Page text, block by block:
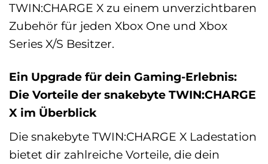
TWIN:CHARGE X zu einem unverzichtbaren
Zubehör für jeden Xbox One und Xbox
Series X/S Besitzer.
Ein Upgrade für dein Gaming-Erlebnis:
Die Vorteile der snakebyte TWIN:CHARGE
X im Überblick
Die snakebyte TWIN:CHARGE X Ladestation
bietet dir zahlreiche Vorteile, die dein